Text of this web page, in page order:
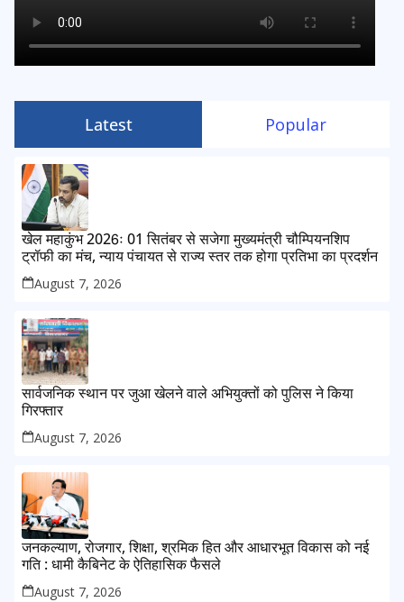
Latest Popular
खेल महाकुंभ 2026ः 01 सितंबर से सजेगा मुख्यमंत्री चौम्पियनशिप
ट्रॉफी का मंच, न्याय पंचायत से राज्य स्तर तक होगा प्रतिभा का प्रदर्शन
August 7, 2026
सार्वजनिक स्थान पर जुआ खेलने वाले अभियुक्तों को पुलिस ने किया
गिरफ्तार
August 7, 2026
जनकल्याण, रोजगार, शिक्षा, श्रमिक हित और आधारभूत विकास को नई
गति : धामी कैबिनेट के ऐतिहासिक फैसले
August 7, 2026